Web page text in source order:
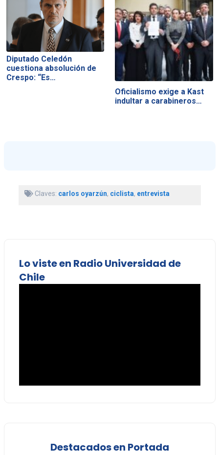
Diputado Celedón
cuestiona absolución de
Crespo: “Es…
Oficialismo exige a Kast
indultar a carabineros…
Claves: carlos oyarzún, ciclista, entrevista
Lo viste en Radio Universidad de
Chile
Destacados en Portada